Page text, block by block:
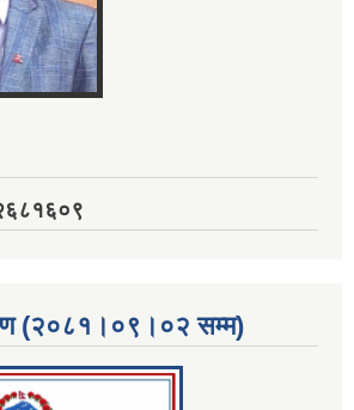
(२०८१।०९।०२ सम्म)